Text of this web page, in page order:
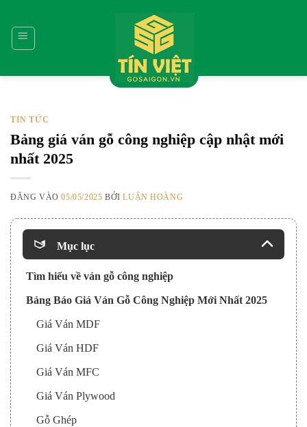
qua
nội
TIN TỨC
Bảng giá ván gỗ công nghiệp cập nhật mới
nhất 2025
ĐĂNG VÀO05/05/2025 BỞILUẬN HOÀNG
Mục lục
Tìm hiểu về ván gỗ công nghiệp
Bảng Báo Giá Ván Gỗ Công Nghiệp Mới Nhất 2025
Giá Ván MDF
Giá Ván HDF
Giá Ván MFC
Giá Ván Plywood
Gỗ Ghép